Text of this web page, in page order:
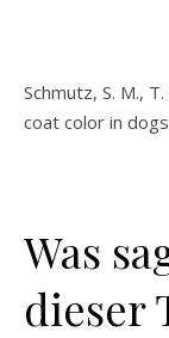
Schmutz, S. M.,
coat color in
Was
dieser